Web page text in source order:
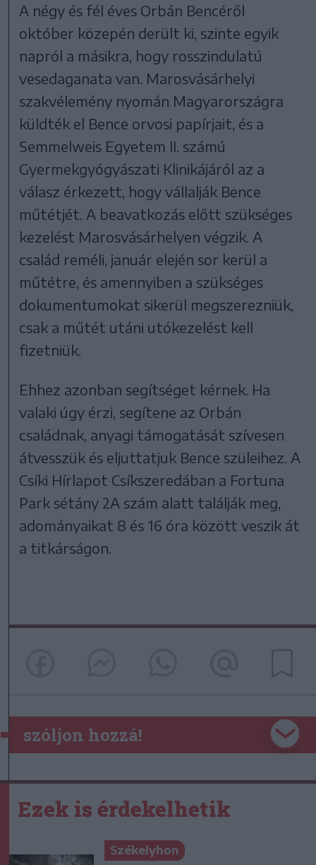
A négy és fél éves Orbán Bencéről
október közepén derült ki, szinte egyik
napról a másikra, hogy rosszindulatú
vesedaganata van. Marosvásárhelyi
szakvélemény nyomán Magyarországra
küldték el Bence orvosi papírjait, és a
Semmelweis Egyetem II. számú
Gyermekgyógyászati Klinikájáról az a
válasz érkezett, hogy vállalják Bence
műtétjét. A beavatkozás előtt szükséges
kezelést Marosvásárhelyen végzik. A
család reméli, január elején sor kerül a
műtétre, és amennyiben a szükséges
dokumentumokat sikerül megszerezniük,
csak a műtét utáni utókezelést kell
fizetniük.
Ehhez azonban segítséget kérnek. Ha
valaki úgy érzi, segítene az Orbán
családnak, anyagi támogatását szívesen
átvesszük és eljuttatjuk Bence szüleihez. A
Csíki Hírlapot Csíkszeredában a Fortuna
Park sétány 2A szám alatt találják meg,
adományaikat 8 és 16 óra között veszik át
a titkárságon.
szóljon hozzá!
Ezek is érdekelhetik
Székelyhon